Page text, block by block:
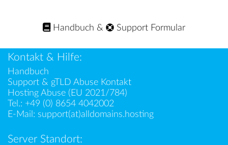
Handbuch & Support Formular
Kontakt & Hilfe:
Handbuch
Support & gTLD Abuse Kontakt
Hosting Abuse (EU 2021/784)
Tel.: +49 (0) 8654 4042002
E-Mail: support(at)alldomains.hosting
Server Standort: